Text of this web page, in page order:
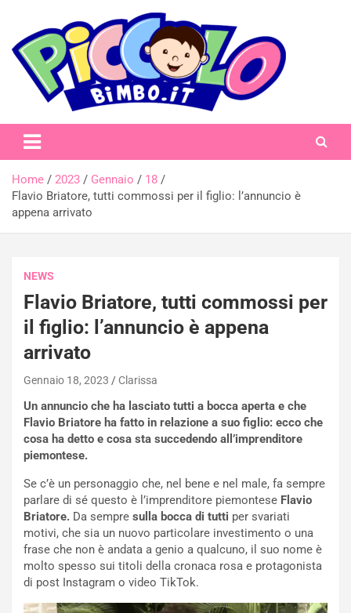
content
piccolobimbo.it
Home 2023 Gennaio
18
Flavio Briatore, tutti commossi per il figlio: l’annuncio è
appena arrivato
NEWS
Flavio Briatore, tutti commossi per
il figlio: l’annuncio è appena
arrivato
Gennaio 18, 2023 Clarissa
Un annuncio che ha lasciato tutti a bocca aperta e che
Flavio Briatore ha fatto in relazione a suo figlio: ecco che
cosa ha detto e cosa sta succedendo all’imprenditore
piemontese.
Se c’è un personaggio che, nel bene e nel male, fa sempre
parlare di sé questo è l’imprenditore piemontese Flavio
Briatore. Da sempre sulla bocca di tutti per svariati
motivi, che sia un nuovo particolare investimento o una
frase che non è andata a genio a qualcuno, il suo nome è
molto spesso sui titoli della cronaca rosa e protagonista
di post Instagram o video TikTok.